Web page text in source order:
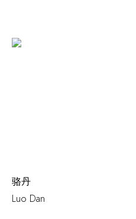
骆丹
Luo Dan